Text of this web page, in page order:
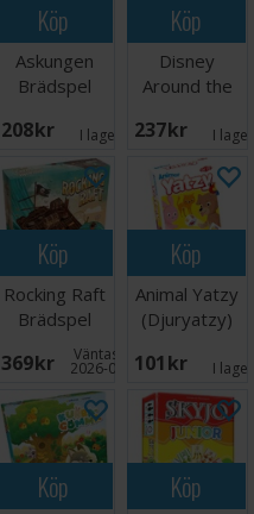
3
Köp
Askungen
Brädspel
208 SEK I lager: 1
Köp
Disney
Around the
Brädspel
237 SEK I
1
Köp
Rocking Raft
Brädspel
369 SEK Väntas in:
2026-09-30
Köp
Animal Yatzy
(Djuryatzy)
101 SEK I
Köp Köp